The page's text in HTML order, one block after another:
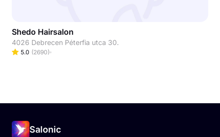
Shedo Hairsalon
4026 Debrecen Péterfia utca 30.
5.0 (2690)
Salonic